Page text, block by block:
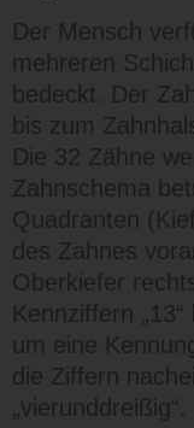
Der Mensch
mehreren
bedeckt. Der
bis zum
Die 32 Zähne
Zahnschema
Quadranten
des Zahnes
Oberkiefer
Kennziffern
um eine
die Ziffern
„vierunddreißig“.